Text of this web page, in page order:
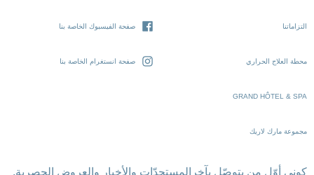
التزاماتنا
محطة العلاج الحراري
GRAND HÔTEL & SPA
مجموعة مارك لاريك
صفحة الفيسبوك الخاصة بنا
صفحة انستغرام الخاصة بنا
كوني أوّل من يتوصّل بآخرالمستجدّات والأخبار والعروض الحصرية.